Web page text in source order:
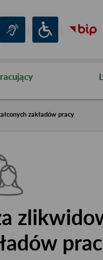
zakładów pracy